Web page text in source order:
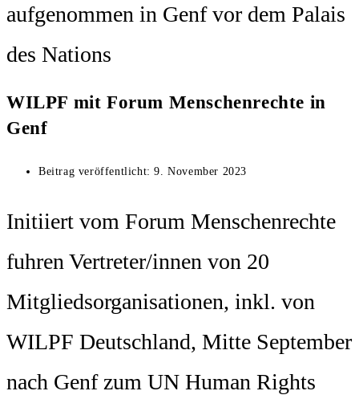
aufgenommen in Genf vor dem Palais
des Nations
WILPF mit Forum Menschenrechte in
Genf
Beitrag veröffentlicht: 9. November 2023
Initiiert vom Forum Menschenrechte
fuhren Vertreter/innen von 20
Mitgliedsorganisationen, inkl. von
WILPF Deutschland, Mitte September
nach Genf zum UN Human Rights